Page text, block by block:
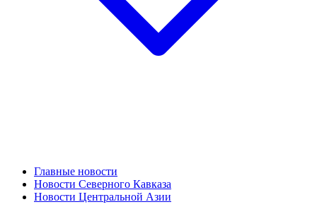
Главные новости
Новости Северного Кавказа
Новости Центральной Азии